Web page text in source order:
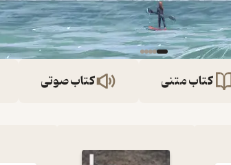
کتاب متنی کتاب صوتی